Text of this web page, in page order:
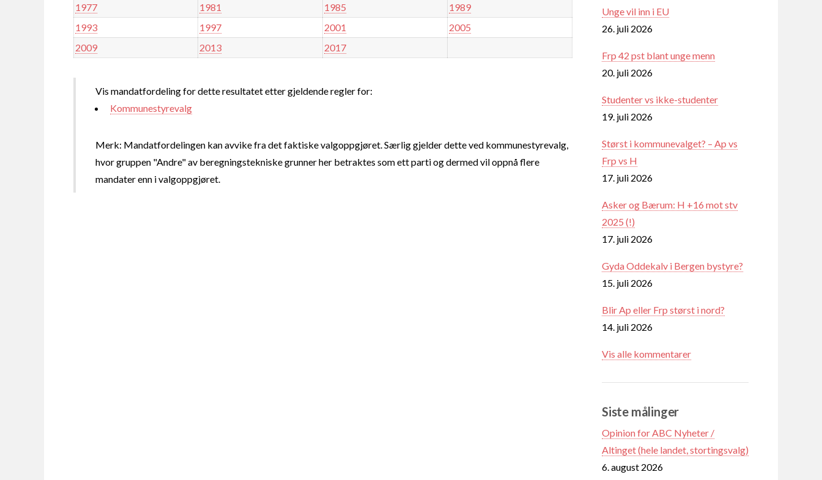
1977
1981 1985
1989
1993
1997 2001
2005
2009
2013 2017
Vis mandatfordeling for dette resultatet etter gjeldende regler for:
Kommunestyrevalg
Merk: Mandatfordelingen kan avvike fra det faktiske valgoppgjøret. Særlig gjelder dette ved kommunestyrevalg,
hvor gruppen "Andre" av beregningstekniske grunner her betraktes som ett parti og dermed vil oppnå flere
mandater enn i valgoppgjøret.
Unge vil inn i EU
26. juli 2026
Frp 42 pst blant unge menn
20. juli 2026
Studenter vs ikke-studenter
19. juli 2026
Størst i kommunevalget? – Ap vs
Frp vs H
17. juli 2026
Asker og Bærum: H +16 mot stv
2025 (!)
17. juli 2026
Gyda Oddekalv i Bergen bystyre?
15. juli 2026
Blir Ap eller Frp størst i nord?
14. juli 2026
Vis alle kommentarer
Siste målinger
Opinion for ABC Nyheter /
Altinget (hele landet, stortingsvalg)
6. august 2026